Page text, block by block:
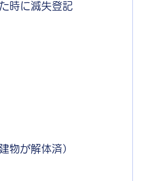
時に滅失登記
物が解体済）